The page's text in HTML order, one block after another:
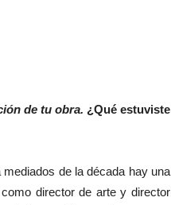
de tu obra. ¿Qué estuviste
de la década hay una
director de arte y director